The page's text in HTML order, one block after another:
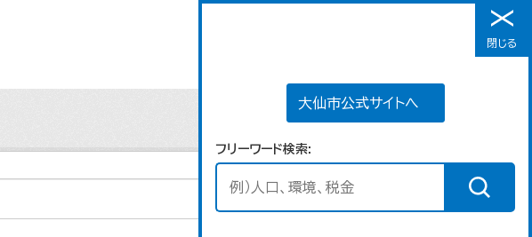
メニュー
大仙市公式サイトへ
フリーワード検索
閉じる